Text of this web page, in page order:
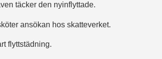
täcker den nyinflyttade.
ansökan hos skatteverket.
flyttstädning.